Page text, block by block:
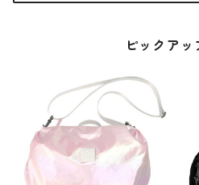
ピックアッ